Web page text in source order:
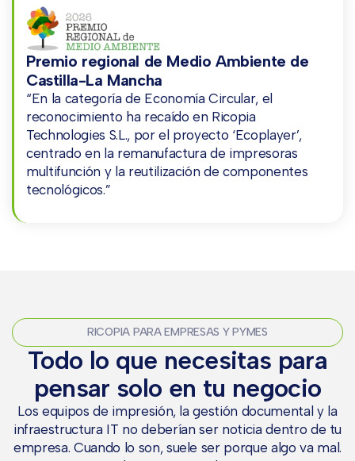
Premio regional de Medio Ambiente de
Castilla-La Mancha
“En la categoría de Economía Circular, el
reconocimiento ha recaído en Ricopia
Technologies S.L., por el proyecto ‘Ecoplayer’,
centrado en la remanufactura de impresoras
multifunción y la reutilización de componentes
tecnológicos.”
RICOPIA PARA EMPRESAS Y PYMES
Todo lo que necesitas para
pensar solo en tu negocio
Los equipos de impresión, la gestión documental y la
infraestructura IT no deberían ser noticia dentro de tu
empresa. Cuando lo son, suele ser porque algo va mal.